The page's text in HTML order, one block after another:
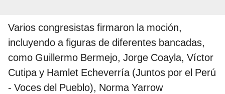
Varios congresistas firmaron la moción,
incluyendo a figuras de diferentes bancadas,
como Guillermo Bermejo, Jorge Coayla, Víctor
Cutipa y Hamlet Echeverría (Juntos por el Perú
- Voces del Pueblo), Norma Yarrow